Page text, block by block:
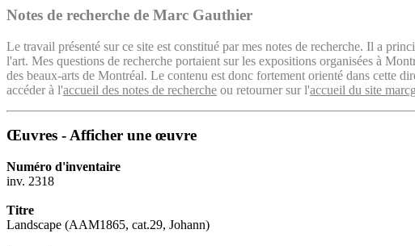
Notes de recherche de Marc Gauthier
Le travail présenté sur ce site est constitué par mes notes de recherche. Il a
l'art. Mes questions de recherche portaient sur les expositions organisées à
des beaux-arts de Montréal. Le contenu est donc fortement orienté dans cette
accéder à l'accueil des notes de recherche ou retourner sur l'accueil du site
Œuvres - Afficher une œuvre
Numéro d'inventaire
inv. 2318
Titre
Landscape (AAM1865, cat.29, Johann)